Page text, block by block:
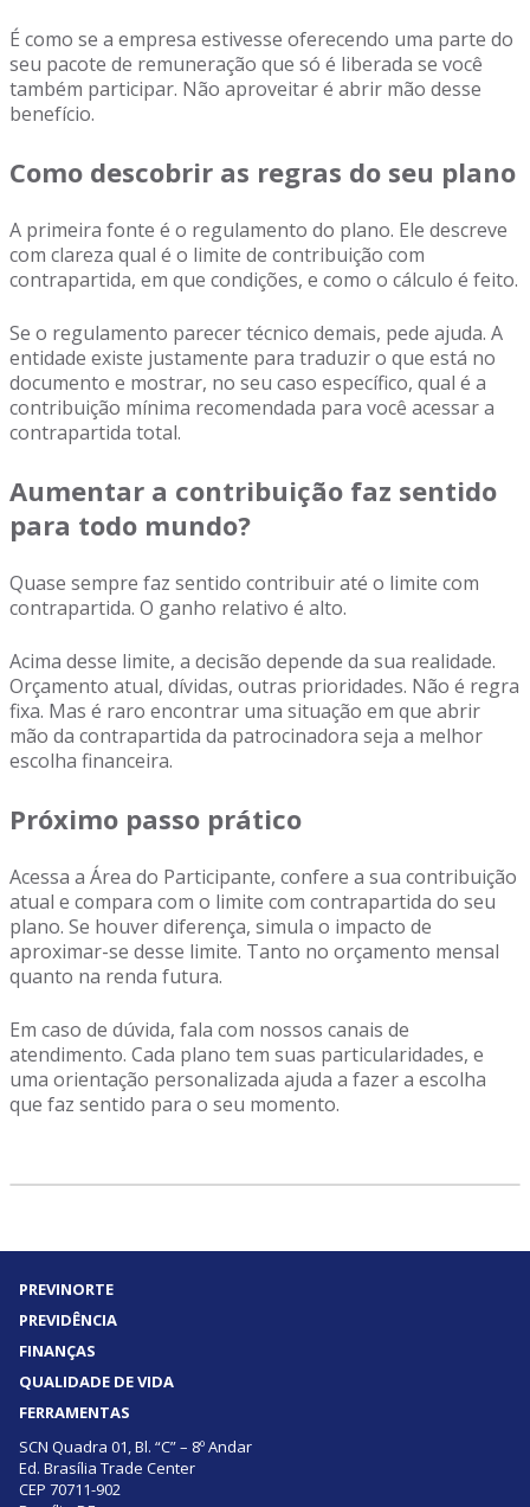
É como se a empresa estivesse oferecendo uma parte do
seu pacote de remuneração que só é liberada se você
também participar. Não aproveitar é abrir mão desse
benefício.
Como descobrir as regras do seu plano
A primeira fonte é o regulamento do plano. Ele descreve
com clareza qual é o limite de contribuição com
contrapartida, em que condições, e como o cálculo é feito.
Se o regulamento parecer técnico demais, pede ajuda. A
entidade existe justamente para traduzir o que está no
documento e mostrar, no seu caso específico, qual é a
contribuição mínima recomendada para você acessar a
contrapartida total.
Aumentar a contribuição faz sentido
para todo mundo?
Quase sempre faz sentido contribuir até o limite com
contrapartida. O ganho relativo é alto.
Acima desse limite, a decisão depende da sua realidade.
Orçamento atual, dívidas, outras prioridades. Não é regra
fixa. Mas é raro encontrar uma situação em que abrir
mão da contrapartida da patrocinadora seja a melhor
escolha financeira.
Próximo passo prático
Acessa a Área do Participante, confere a sua contribuição
atual e compara com o limite com contrapartida do seu
plano. Se houver diferença, simula o impacto de
aproximar-se desse limite. Tanto no orçamento mensal
quanto na renda futura.
Em caso de dúvida, fala com nossos canais de
atendimento. Cada plano tem suas particularidades, e
uma orientação personalizada ajuda a fazer a escolha
que faz sentido para o seu momento.
PREVINORTE
PREVIDÊNCIA
FINANÇAS
QUALIDADE DE VIDA
FERRAMENTAS
SCN Quadra 01, Bl. “C” – 8º Andar
Ed. Brasília Trade Center
CEP 70711-902